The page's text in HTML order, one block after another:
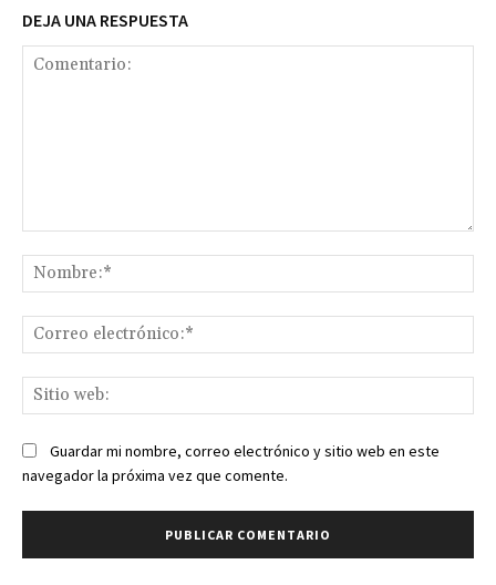
DEJA UNA RESPUESTA
Guardar mi nombre, correo electrónico y sitio web en este
navegador la próxima vez que comente.